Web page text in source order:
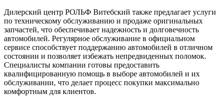
Дилерский центр РОЛЬФ Витебский также предлагает услуги
по техническому обслуживанию и продаже оригинальных
запчастей, что обеспечивает надежность и долговечность
автомобилей. Регулярное обслуживание в официальном
сервисе способствует поддержанию автомобилей в отличном
состоянии и позволяет избежать непредвиденных поломок.
Специалисты компании готовы предоставить
квалифицированную помощь в выборе автомобилей и их
обслуживании, что делает процесс покупки максимально
комфортным для клиентов.